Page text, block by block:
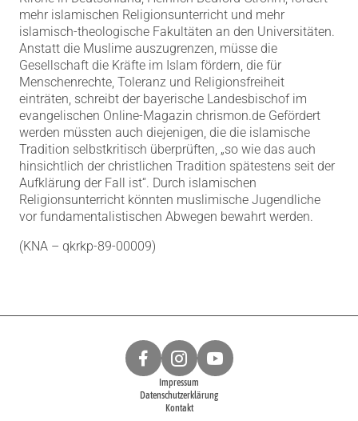
mehr islamischen Religionsunterricht und mehr
islamisch-theologische Fakultäten an den Universitäten.
Anstatt die Muslime auszugrenzen, müsse die
Gesellschaft die Kräfte im Islam fördern, die für
Menschenrechte, Toleranz und Religionsfreiheit
einträten, schreibt der bayerische Landesbischof im
evangelischen Online-Magazin chrismon.de Gefördert
werden müssten auch diejenigen, die die islamische
Tradition selbstkritisch überprüften, „so wie das auch
hinsichtlich der christlichen Tradition spätestens seit der
Aufklärung der Fall ist“. Durch islamischen
Religionsunterricht könnten muslimische Jugendliche
vor fundamentalistischen Abwegen bewahrt werden.
(KNA – qkrkp-89-00009)
Impressum
Datenschutzerklärung
Kontakt